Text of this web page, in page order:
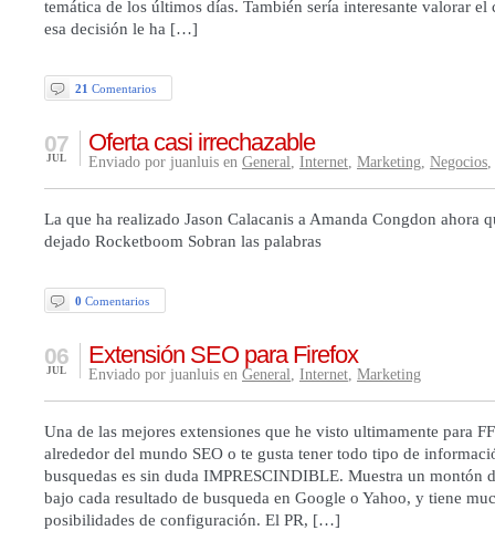
temática de los últimos días. También sería interesante valorar el
esa decisión le ha […]
21 Comentarios
Oferta casi irrechazable
07
JUL Enviado por juanluis en General, Internet, Marketing, Negocios,
La que ha realizado Jason Calacanis a Amanda Congdon ahora
dejado Rocketboom Sobran las palabras
0 Comentarios
Extensión SEO para Firefox
06
JUL Enviado por juanluis en General, Internet, Marketing
Una de las mejores extensiones que he visto ultimamente para
alrededor del mundo SEO o te gusta tener todo tipo de
busquedas es sin duda IMPRESCINDIBLE. Muestra un montón
bajo cada resultado de busqueda en Google o Yahoo, y tiene
posibilidades de configuración. El PR, […]